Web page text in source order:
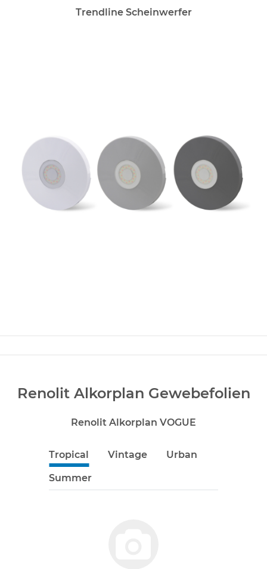
Trendline Scheinwerfer
Renolit Alkorplan Gewebefolien
Renolit Alkorplan VOGUE
Tropical Vintage Urban
Summer